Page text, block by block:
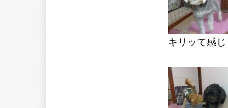
キリッて感じ